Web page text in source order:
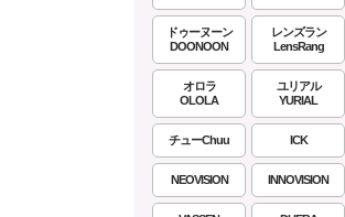
ドゥーヌーン
DOONOON
レンズラン
LensRang
オロラ
OLOLA
ユリアル
YURIAL
チューChuu ICK
NEOVISION INNOVISION